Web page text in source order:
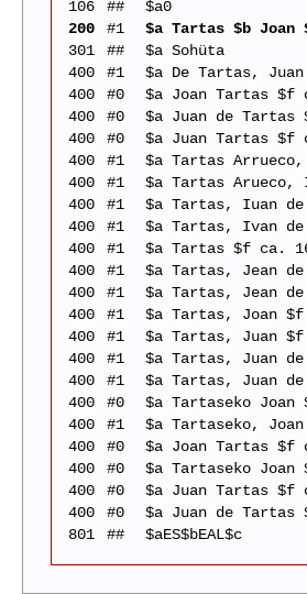
106
##
$a0
200
#1
$a Tartas $b
301
##
$a Sohüta
400
#1
$a De Tartas,
400
#0
$a Joan Tartas $f
400
#0
$a Juan de
400
#0
$a Juan Tartas $f
400
#1
$a Tartas
400
#1
$a Tartas
400
#1
$a Tartas, Iuan
400
#1
$a Tartas, Ivan
400
#1
$a Tartas $f ca.
400
#1
$a Tartas, Jean
400
#1
$a Tartas, Jean
400
#1
$a Tartas, Joan
400
#1
$a Tartas, Juan
400
#1
$a Tartas, Juan
400
#1
$a Tartas, Juan
400
#0
$a Tartaseko
400
#1
$a Tartaseko,
400
#0
$a Joan Tartas $f
400
#0
$a Tartaseko
400
#0
$a Juan Tartas $f
400
#0
$a Juan de
801
## $aES$bEAL$c